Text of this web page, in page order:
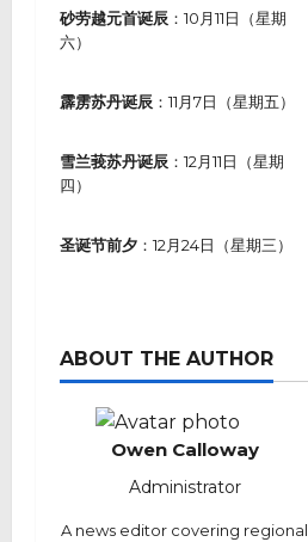
砂劳越元首诞辰 ：10月11日（星期
六）
霹雳苏丹诞辰 ：11月7日（星期五）
雪兰莪苏丹诞辰 ：12月11日（星期
四）
圣诞节前夕 ：12月24日（星期三）
ABOUT THE AUTHOR
Owen Calloway
Administrator
A news editor covering regional